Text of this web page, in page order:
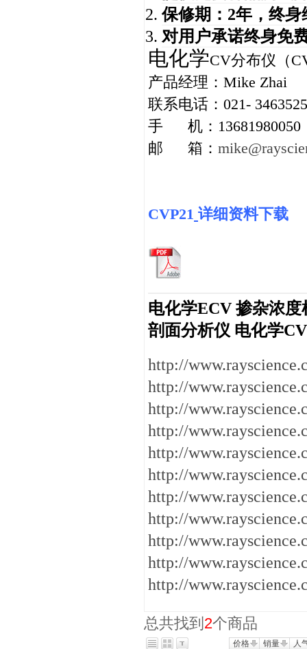
保修期：2年，终身
对用户承诺终身免
电化学CV分布仪（
产品经理： Mike Zhai
联系电话： 021-
手
机： 13681980050
邮
箱：
CVP21 详细资料下载
电化学ECV掺杂浓度
剖面分析仪 电化学
http://
http://
http://
http://
http://
http://
http://
http://
http://
http://
http://
总共找到 2个商品
价格 销量 人